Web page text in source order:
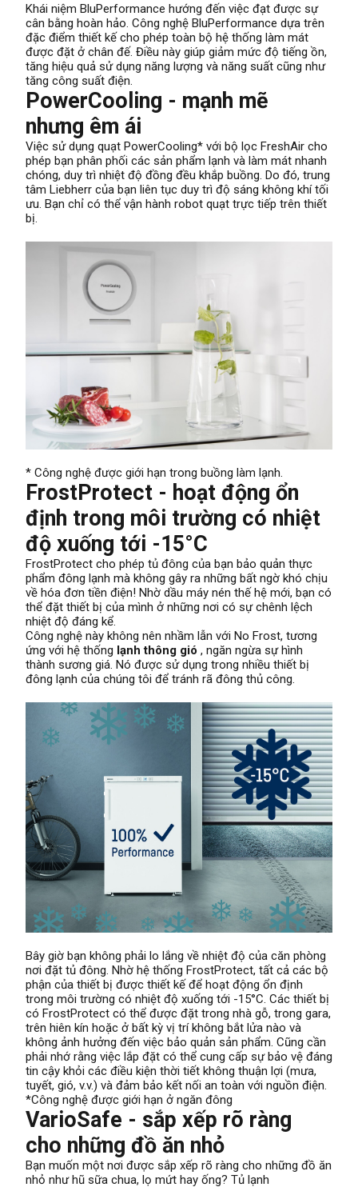
Khái niệm BluPerformance hướng đến việc đạt được sự
cân bằng hoàn hảo. Công nghệ BluPerformance dựa trên
đặc điểm thiết kế cho phép toàn bộ hệ thống làm mát
được đặt ở chân đế. Điều này giúp giảm mức độ tiếng ồn,
tăng hiệu quả sử dụng năng lượng và năng suất cũng như
tăng công suất điện.
PowerCooling - mạnh mẽ
nhưng êm ái
Việc sử dụng quạt PowerCooling* với bộ lọc FreshAir cho
phép bạn phân phối các sản phẩm lạnh và làm mát nhanh
chóng, duy trì nhiệt độ đồng đều khắp buồng. Do đó, trung
tâm Liebherr của bạn liên tục duy trì độ sáng không khí tối
ưu. Bạn chỉ có thể vận hành robot quạt trực tiếp trên thiết
bị.
* Công nghệ được giới hạn trong buồng làm lạnh.
FrostProtect - hoạt động ổn
định trong môi trường có nhiệt
độ xuống tới -15°C
FrostProtect cho phép tủ đông của bạn bảo quản thực
phẩm đông lạnh mà không gây ra những bất ngờ khó chịu
về hóa đơn tiền điện! Nhờ dầu máy nén thế hệ mới, bạn có
thể đặt thiết bị của mình ở những nơi có sự chênh lệch
nhiệt độ đáng kể.
Công nghệ này không nên nhầm lẫn với No Frost, tương
ứng với hệ thống lạnh thông gió , ngăn ngừa sự hình
thành sương giá. Nó được sử dụng trong nhiều thiết bị
đông lạnh của chúng tôi để tránh rã đông thủ công.
Bây giờ bạn không phải lo lắng về nhiệt độ của căn phòng
nơi đặt tủ đông. Nhờ hệ thống FrostProtect, tất cả các bộ
phận của thiết bị được thiết kế để hoạt động ổn định
trong môi trường có nhiệt độ xuống tới -15°C. Các thiết bị
có FrostProtect có thể được đặt trong nhà gỗ, trong gara,
trên hiên kín hoặc ở bất kỳ vị trí không bắt lửa nào và
không ảnh hưởng đến việc bảo quản sản phẩm. Cũng cần
phải nhớ rằng việc lắp đặt có thể cung cấp sự bảo vệ đáng
tin cậy khỏi các điều kiện thời tiết không thuận lợi (mưa,
tuyết, gió, v.v.) và đảm bảo kết nối an toàn với nguồn điện.
*Công nghệ được giới hạn ở ngăn đông
VarioSafe - sắp xếp rõ ràng
cho những đồ ăn nhỏ
Bạn muốn một nơi được sắp xếp rõ ràng cho những đồ ăn
nhỏ như hũ sữa chua, lọ mứt hay ống? Tủ lạnh